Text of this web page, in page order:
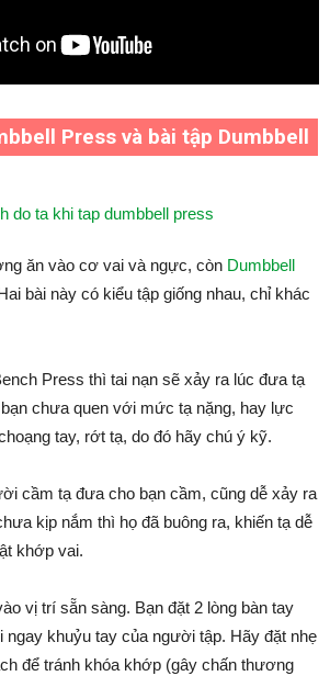
Press và bài tập Dumbbell
ăn vào cơ vai và ngực, còn Dumbbell
bài này có kiểu tập giống nhau, chỉ khác
Press thì tai nạn sẽ xảy ra lúc đưa tạ
chưa quen với mức tạ nặng, hay lực
tay, rớt tạ, do đó hãy chú ý kỹ.
cầm tạ đưa cho bạn cầm, cũng dễ xảy ra
kịp nắm thì họ đã buông ra, khiến tạ dễ
khớp vai.
vị trí sẵn sàng. Bạn đặt 2 lòng bàn tay
khuỷu tay của người tập. Hãy đặt nhẹ
để tránh khóa khớp (gây chấn thương